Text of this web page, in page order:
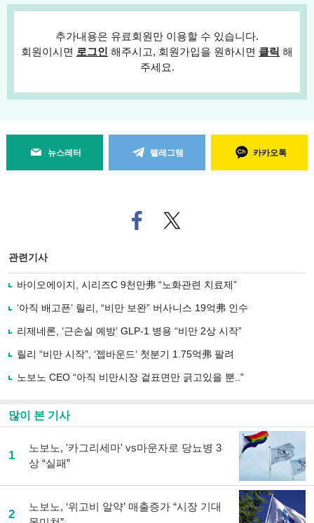
추가내용은 유료회원만 이용할 수 있습니다.
회원이시면 로그인 해주시고, 회원가입을 원하시면 클릭 해
주세요.
뉴스레터 텔레그램 카카오톡
페
이
로
기
사
유
기
트위
터로
관련기사
바이오에이지, 시리즈C 9천만弗 “노화관련 치료제”
‘아직 배고픈’ 릴리, “비만 보완” 버사니스 19억弗 인수
리제네론, ‘근손실 예방’ GLP-1 병용 “비만 2상 시작”
릴리 “비만 시작”, ‘젭바운드’ 첫분기 1.75억弗 팔려
노보노 CEO “아직 비만시장 겉표면만 긁고있을 뿐..”
많이 본 기사
1
노보노, '카그리세마' vs마운자로 당뇨병 3
상 “실패”
2
노보노, ‘위고비 알약’ 매출증가 “시장 기대